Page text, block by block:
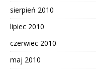
sierpień 2010
lipiec 2010
czerwiec 2010
maj 2010